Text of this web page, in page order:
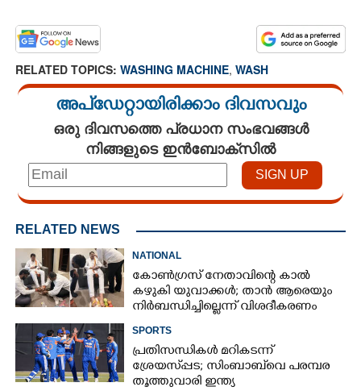
RELATED TOPICS: WASHING MACHINE, WASH
അപ്ഡേറ്റായിരിക്കാം ദിവസവും
ഒരു ദിവസത്തെ പ്രധാന സംഭവങ്ങൾ
നിങ്ങളുടെ ഇൻബോക്സിൽ
RELATED NEWS
NATIONAL
കോൺഗ്രസ് നേതാവിന്റെ കാൽ
കഴുകി യുവാക്കൾ; താൻ ആരെയും
നിർബന്ധിച്ചില്ലെന്ന് വിശദീകരണം
SPORTS
പ്രതിസന്ധികൾ മറികടന്ന്
ശ്രേയസ്‌‌‌പ്പട; സിംബാബ്‌വെ പരമ്പര
തൂത്തുവാരി ഇന്ത്യ